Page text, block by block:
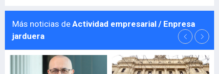
Más noticias de Actividad empresarial / Enpresa
jarduera